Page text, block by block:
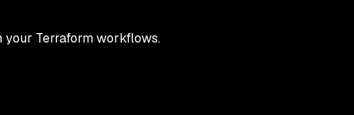
your Terraform workflows.